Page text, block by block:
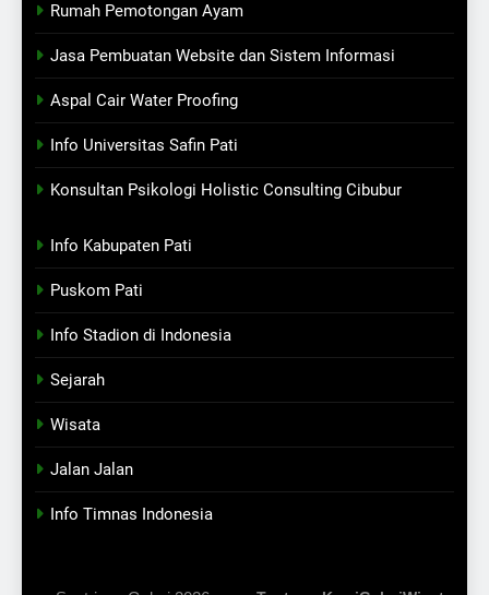
Rumah Pemotongan Ayam
Jasa Pembuatan Website dan Sistem Informasi
Aspal Cair Water Proofing
Info Universitas Safin Pati
Konsultan Psikologi Holistic Consulting Cibubur
Info Kabupaten Pati
Puskom Pati
Info Stadion di Indonesia
Sejarah
Wisata
Jalan Jalan
Info Timnas Indonesia